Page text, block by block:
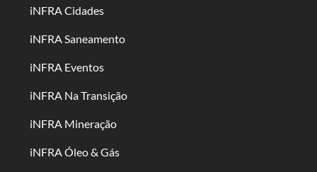
iNFRA Cidades
iNFRA Saneamento
iNFRA Eventos
iNFRA Na Transição
iNFRA Mineração
iNFRA Óleo & Gás